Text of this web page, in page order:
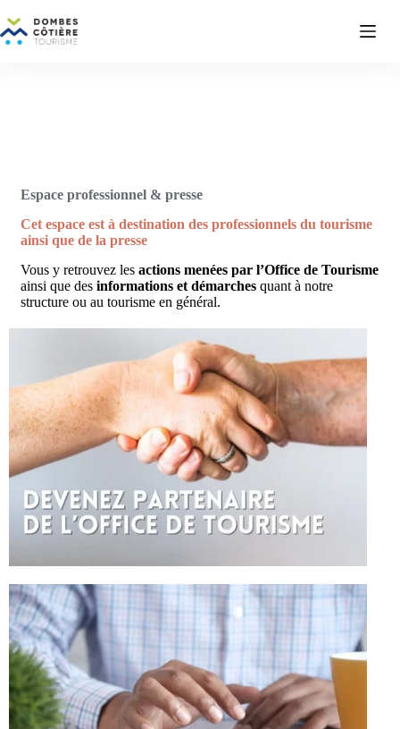
Espace professionnel & presse
Cet espace est à destination des professionnels du tourisme
ainsi que de la presse
Vous y retrouvez lesactions menées par l’Office de Tourisme
ainsi que des informations et démarches quant à notre
structure ou au tourisme en général.